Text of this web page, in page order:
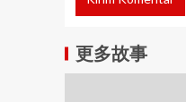
更多故事